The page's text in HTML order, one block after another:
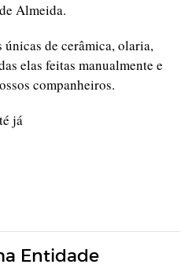
Almeida.
únicas de cerâmica, olaria,
elas feitas manualmente e
companheiros.
já
Entidade